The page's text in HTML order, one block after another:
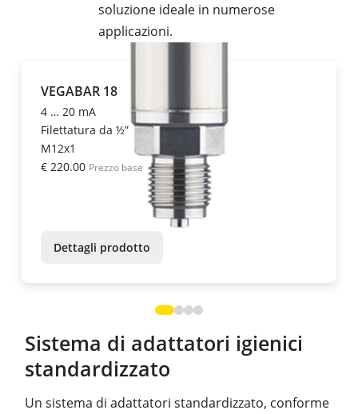
soluzione ideale in numerose
applicazioni.
VEGABAR 18
4 … 20 mA
Filettatura da ½”
M12x1
€ 220.00 Prezzo base
Dettagli prodotto
Sistema di adattatori igienici
standardizzato
Un sistema di adattatori standardizzato, conforme